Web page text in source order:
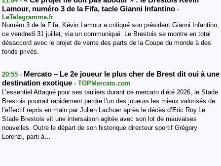
Lamour, numéro 3 de la Fifa, tacle Gianni Infantino -
LeTelegramme.fr
Numéro 3 de la Fifa, Kévin Lamour a critiqué son président Gianni Infantino,
ce vendredi 31 juillet, via un communiqué. Le Brestois se montre en total
désaccord avec le projet de vente des parts de la Coupe du monde à des
fonds privés.
20:55 - Mercato – Le 2e joueur le plus cher de Brest dit oui à une
destination exotique - TOPMercato.com
L’essentiel Attaqué pour ses tauliers durant ce mercato d’été 2026, le Stade
Brestois pourrait rapidement perdre l’un des joueurs les mieux valorisés de
l’effectif repris en main par Julien Lachuer après le décès d’Eric Roy.Le
Stade Brestois vit une intersaison agitée avec son lot de mauvaises
nouvelles. Outre le départ de son historique directeur sportif Grégory
Lorenzi, parti à…